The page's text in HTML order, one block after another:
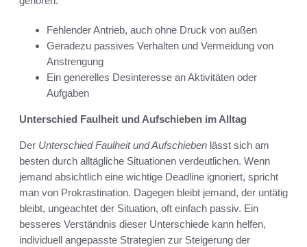
Fehlender Antrieb, auch ohne Druck von außen
Geradezu passives Verhalten und Vermeidung von
Anstrengung
Ein generelles Desinteresse an Aktivitäten oder
Aufgaben
Unterschied Faulheit und Aufschieben im Alltag
Der Unterschied Faulheit und Aufschieben lässt sich am
besten durch alltägliche Situationen verdeutlichen. Wenn
jemand absichtlich eine wichtige Deadline ignoriert, spricht
man von Prokrastination. Dagegen bleibt jemand, der untätig
bleibt, ungeachtet der Situation, oft einfach passiv. Ein
besseres Verständnis dieser Unterschiede kann helfen,
individuell angepasste Strategien zur Steigerung der